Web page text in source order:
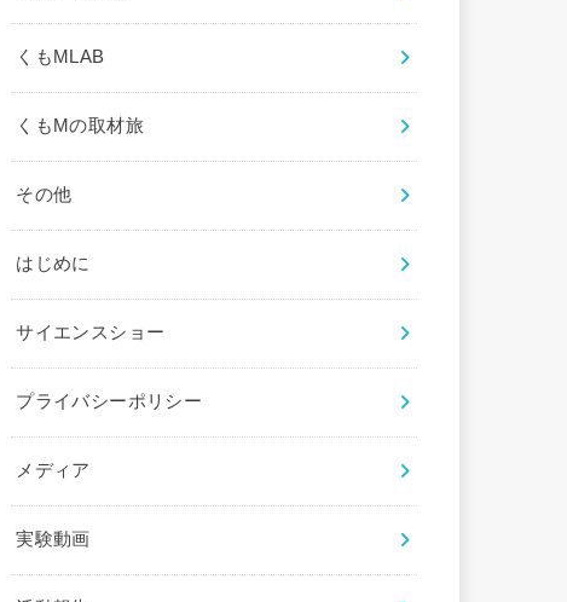
くもMLAB
くもMの取材旅
その他
はじめに
サイエンスショー
プライバシーポリシー
メディア
実験動画